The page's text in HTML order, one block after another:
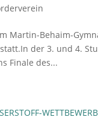
Martin-Behaim-
der 3. und 4.
Finale des...